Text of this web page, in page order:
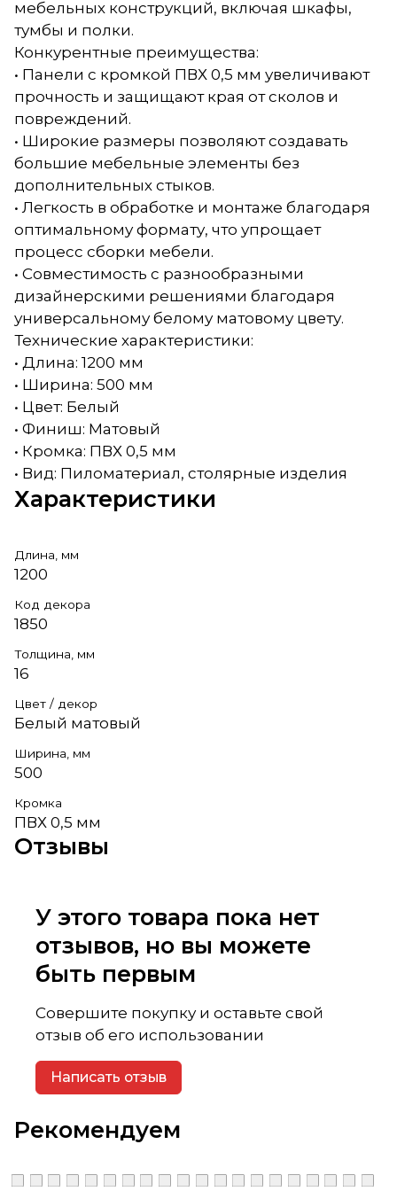
мебельных конструкций, включая шкафы,
тумбы и полки.
Конкурентные преимущества:
• Панели с кромкой ПВХ 0,5 мм увеличивают
прочность и защищают края от сколов и
повреждений.
• Широкие размеры позволяют создавать
большие мебельные элементы без
дополнительных стыков.
• Легкость в обработке и монтаже благодаря
оптимальному формату, что упрощает
процесс сборки мебели.
• Совместимость с разнообразными
дизайнерскими решениями благодаря
универсальному белому матовому цвету.
Технические характеристики:
• Длина: 1200 мм
• Ширина: 500 мм
• Цвет: Белый
• Финиш: Матовый
• Кромка: ПВХ 0,5 мм
• Вид: Пиломатериал, столярные изделия
Характеристики
Длина, мм
1200
Код декора
1850
Толщина, мм
16
Цвет / декор
Белый матовый
Ширина, мм
500
Кромка
ПВХ 0,5 мм
Отзывы
У этого товара пока нет
отзывов, но вы можете
быть первым
Совершите покупку и оставьте свой
отзыв об его использовании
Написать отзыв
Рекомендуем